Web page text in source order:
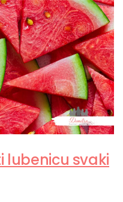
lubenicu svaki